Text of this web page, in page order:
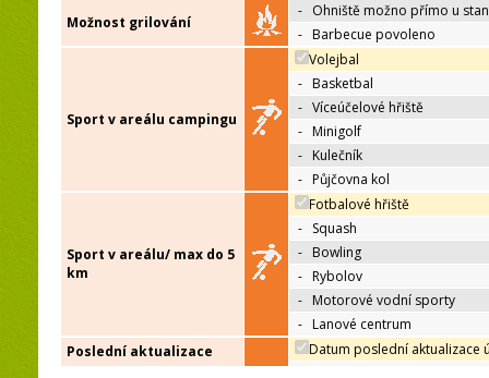
Možnost grilování
- Ohniště možno přímo u
- Barbecue povoleno
Sport v areálu campingu
Volejbal
- Basketbal
- Víceúčelové hřiště
- Minigolf
- Kulečník
- Půjčovna kol
Sport v areálu/ max do 5
km
Fotbalové hřiště
- Squash
- Bowling
- Rybolov
- Motorové vodní sporty
- Lanové centrum
Poslední aktualizace
Datum poslední aktualizace